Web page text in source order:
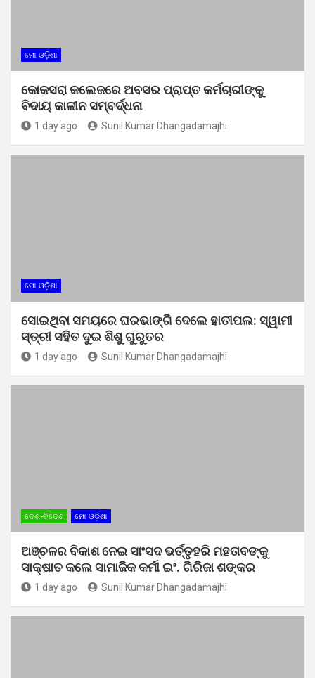
ମୋ ଓଡ଼ିଶା
କୋକସରା କଲେଜରେ ଅବସର ପ୍ରାପ୍ତ କର୍ମଚାରୀଙ୍କୁ
ବିଦାୟ କାଳୀନ ସମ୍ବର୍ଦ୍ଧନା
1 day ago Sunil Kumar Dhangadamajhi
ମୋ ଓଡ଼ିଶା
ସୋଇଥିବା ସମୟରେ ଘରଭାଙ୍ଗି ଦେଲେ ହାତୀପଲ: ସ୍ୱାମୀ
ସ୍ତ୍ରୀ ସହିତ ଦୁଇ ଶିଶୁ ଗୁରୁତର
1 day ago Sunil Kumar Dhangadamajhi
ଦେଶ-ବିଦେଶ ମୋ ଓଡ଼ିଶା
ଅଞ୍ଚଳର ବିକାଶ ନେଇ ସାଂସଦ ଭର୍ତ୍ତୃହରି ମହତାବଙ୍କୁ
ସାକ୍ଷାତ କଲେ ସାମାଜିକ କର୍ମୀ ଇଂ. ଗିରିଜା ଶଙ୍କର
1 day ago Sunil Kumar Dhangadamajhi